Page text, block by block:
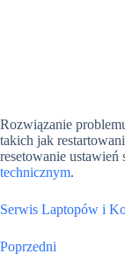
Rozwiązanie
takich jak
resetowanie
technicznym.
Serwis Laptopów i
Poprzedni